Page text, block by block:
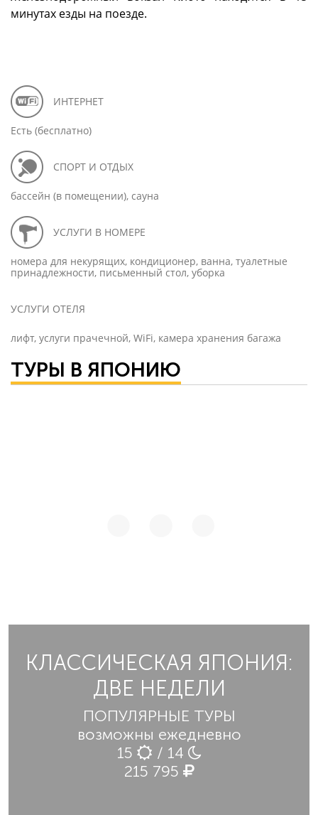
минутах езды на поезде.
ИНТЕРНЕТ
Есть (бесплатно)
СПОРТ И ОТДЫХ
бассейн (в помещении), сауна
УСЛУГИ В НОМЕРЕ
номера для некурящих, кондиционер, ванна, туалетные
принадлежности, письменный стол, уборка
УСЛУГИ ОТЕЛЯ
лифт, услуги прачечной, WiFi, камера хранения багажа
ТУРЫ В ЯПОНИЮ
КЛАССИЧЕСКАЯ ЯПОНИЯ:
ДВЕ НЕДЕЛИ
ПОПУЛЯРНЫЕ ТУРЫ
возможны ежедневно
15
/ 14
215 795